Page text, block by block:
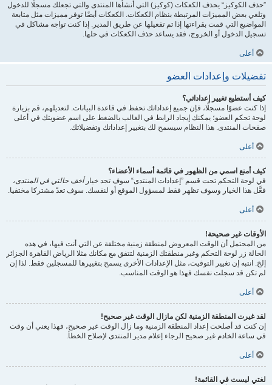
”حذف الكوكيز“ يحذف الكعكات (كوكيز) التي أنشأها المنتدى والتي تجعلك مسجلًا للدخول
وتلغي بعض المميزات المرتبطة بنظام الكعكات. الكعكات أيضًا توفر مميزات مثل متابعة
المواضيع التي قمت بقراءتها إذا تم تفعيلها عن طريق المدير. إذا كنت تواجه مشاكل في
تسجيل الدخول أو الخروج، فقد يساعد حذف الكعكات في حلها.
أعلى
تفضيلات وإعدادات العضو
كيف أستطيع تغيير إعداداتي؟
إذا كنت عضوًا مسجلًا، فإن جميع إعداداتك تحفظ في قاعدة البيانات. لتعديلهم، قم بزيارة
لوحة تحكم العضو؛ يمكنك إيجاد الرابط في الغالب بالضغط على اسم عضويتك في أعلى
صفحات المنتدى. هذا النظام سيسمح لك بتغيير إعداداتك وتفضيلاتك.
أعلى
كيف أمنع اسمي من الظهور في قائمة أسماء الأعضاء؟
في لوحة التحكم تحت قسم ”إعدادات المنتدى“ سوف تجد خيارأخف حالتي في المنتدى،
فعَّل هذا الخيار وسوف تظهر فقط لمسؤول الموقع أو لنفسك. سوف تعدّ مشتركا مختفيا.
أعلى
الأوقات غير صحيحة!
من المحتمل أن الوقت المعروض لمنطقة زمنية مختلفة عن التي أنت فيها، في هذه
الحالة زر لوحة التحكم وغير منطقتك الزمنية لتتفق مع مكانك مثلا الرياض القاهرة الجزائر
إلخ. انتبه إن تغيير التوقيت، مثل الإعدادات الأخرى يسمح بتغييرها للمسجلين فقط. لذا إن
لم تكن قد سجلت نفسك فهذا هو الوقت المناسب.
أعلى
لقد غيرت المنطقة الزمنية لكن مازال الوقت غير صحيح!
إن كنت قد أصلحت إعداد المنطقة الزمنية وما زال الوقت غير صحيح، فهذا يعني أن وقت
في ساعة الخادم غير صحيح الرجاء إعلام مدير المنتدى لإصلاح الخطأ.
أعلى
لغتي ليست في القائمة!